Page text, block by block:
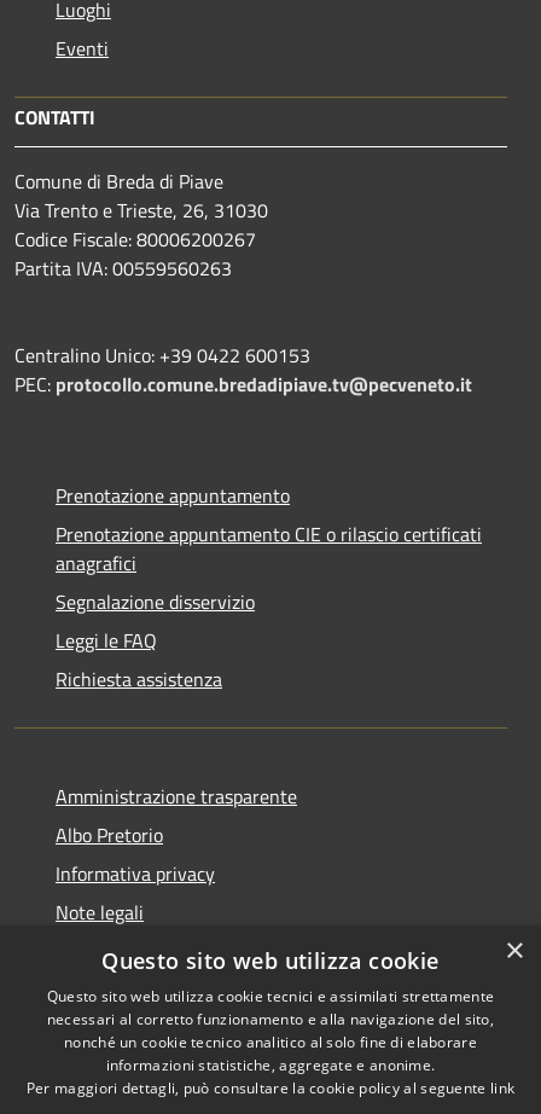
Luoghi
Eventi
CONTATTI
Comune di Breda di Piave
Via Trento e Trieste, 26, 31030
Codice Fiscale: 80006200267
Partita IVA: 00559560263
Centralino Unico: +39 0422 600153
PEC: protocollo.comune.bredadipiave.tv@pecveneto.it
Prenotazione appuntamento
Prenotazione appuntamento CIE o rilascio certificati
anagrafici
Segnalazione disservizio
Leggi le FAQ
Richiesta assistenza
Amministrazione trasparente
Albo Pretorio
Informativa privacy
Note legali
Dichiarazione di accessibilità
Accessibilità
Copyright © 2026 • Comune di
Breda di Piave • Powered by
×
Questo sito web utilizza cookie
Questo sito web utilizza cookie tecnici e assimilati strettamente
necessari al corretto funzionamento e alla navigazione del sito,
nonché un cookie tecnico analitico al solo fine di elaborare
informazioni statistiche, aggregate e anonime.
Per maggiori dettagli, può consultare la cookie policy al seguente link